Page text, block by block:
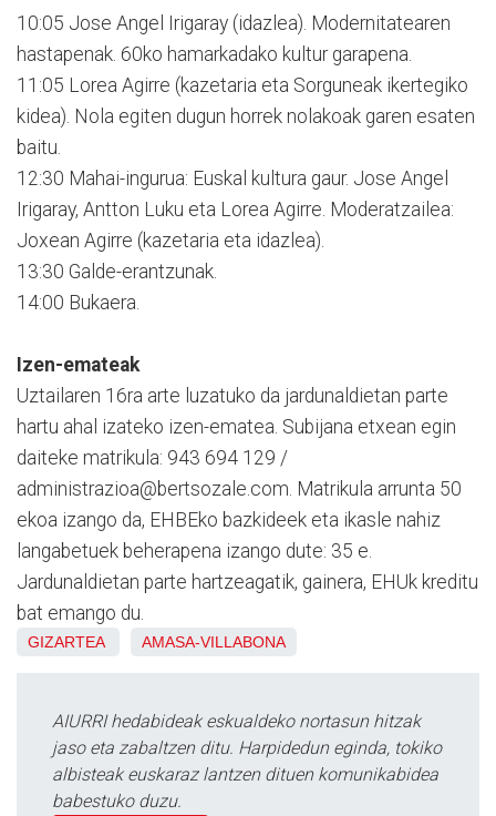
10:05 Jose Angel Irigaray (idazlea). Modernitatearen
hastapenak. 60ko hamarkadako kultur garapena.
11:05 Lorea Agirre (kazetaria eta Sorguneak ikertegiko
kidea). Nola egiten dugun horrek nolakoak garen esaten
baitu.
12:30 Mahai-ingurua: Euskal kultura gaur. Jose Angel
Irigaray, Antton Luku eta Lorea Agirre. Moderatzailea:
Joxean Agirre (kazetaria eta idazlea).
13:30 Galde-erantzunak.
14:00 Bukaera.
Izen-emateak
Uztailaren 16ra arte luzatuko da jardunaldietan parte
hartu ahal izateko izen-ematea. Subijana etxean egin
daiteke matrikula: 943 694 129 /
administrazioa@bertsozale.com. Matrikula arrunta 50
ekoa izango da, EHBEko bazkideek eta ikasle nahiz
langabetuek beherapena izango dute: 35 e.
Jardunaldietan parte hartzeagatik, gainera, EHUk kreditu
bat emango du.
GIZARTEA AMASA-VILLABONA
AIURRI hedabideak eskualdeko nortasun hitzak
jaso eta zabaltzen ditu. Harpidedun eginda, tokiko
albisteak euskaraz lantzen dituen komunikabidea
babestuko duzu.